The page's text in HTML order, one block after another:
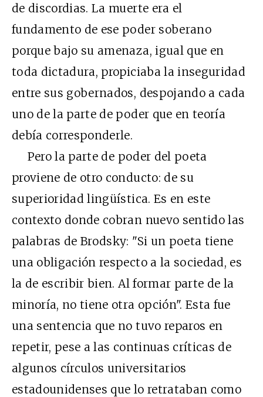
de discordias. La muerte era el
fundamento de ese poder soberano
porque bajo su amenaza, igual que en
toda dictadura, propiciaba la inseguridad
entre sus gobernados, despojando a cada
uno de la parte de poder que en teoría
debía corresponderle.
Pero la parte de poder del poeta
proviene de otro conducto: de su
superioridad lingüística. Es en este
contexto donde cobran nuevo sentido las
palabras de Brodsky: "Si un poeta tiene
una obligación respecto a la sociedad, es
la de escribir bien. Al formar parte de la
minoría, no tiene otra opción". Esta fue
una sentencia que no tuvo reparos en
repetir, pese a las continuas críticas de
algunos círculos universitarios
estadounidenses que lo retrataban como